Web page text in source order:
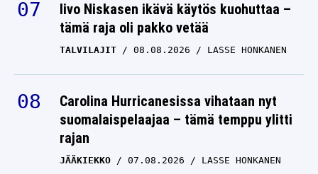
Iivo Niskasen ikävä käytös kuohuttaa –
tämä raja oli pakko vetää
TALVILAJIT 08.08.2026 LASSE HONKANEN
Carolina Hurricanesissa vihataan nyt
suomalaispelaajaa – tämä temppu ylitti
rajan
JÄÄKIEKKO 07.08.2026 LASSE HONKANEN